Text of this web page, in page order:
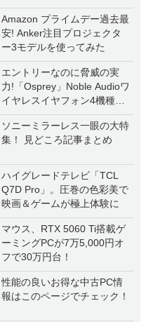
Amazon プライムデー過去最
安! Anker注目プロジェクタ
ー3モデルを使ってみた
エントリーなのに脅威の実
力!「Osprey」Noble Audioワ
イヤレスイヤフォン4機種を
一気に聴く
ソニーミラーレス一眼の大特
集！ 見どころ記事まとめ
ハイグレードテレビ「TCL
Q7D Pro」。圧巻の色彩美で
映画＆ゲームが極上体験に
マウス、RTX 5060 Ti搭載ゲ
ーミングPCが7万5,000円オ
フで30万円台！
性能の良いお得な中古PC情
報はこのページでチェック！